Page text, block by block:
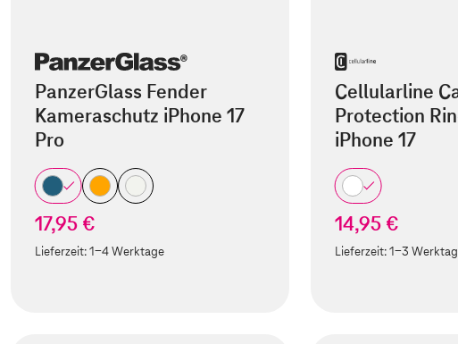
PanzerGlass Fender
Kameraschutz iPhone 17
Pro
17,95 €
Lieferzeit:1-4 Werktage
Cellularline
Protection
iPhone 17
14,95 €
Lieferzeit:1-3